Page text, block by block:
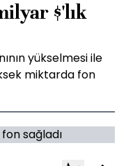
$'lık
yükselmesi ile
miktarda fon